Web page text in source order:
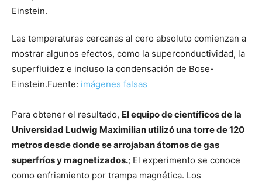
Las temperaturas cercanas al cero absoluto comienzan a
mostrar algunos efectos, como la superconductividad, la
superfluidez e incluso la condensación de Bose-
Einstein.Fuente: imágenes falsas
Para obtener el resultado, El equipo de científicos de la
Universidad Ludwig Maximilian utilizó una torre de 120
metros desde donde se arrojaban átomos de gas
superfríos y magnetizados.; El experimento se conoce
como enfriamiento por trampa magnética. Los